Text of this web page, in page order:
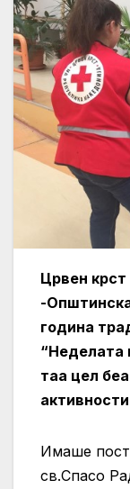
Црвен крст
-
година
“Неделата
таа цел
Имаше
св.Спасо